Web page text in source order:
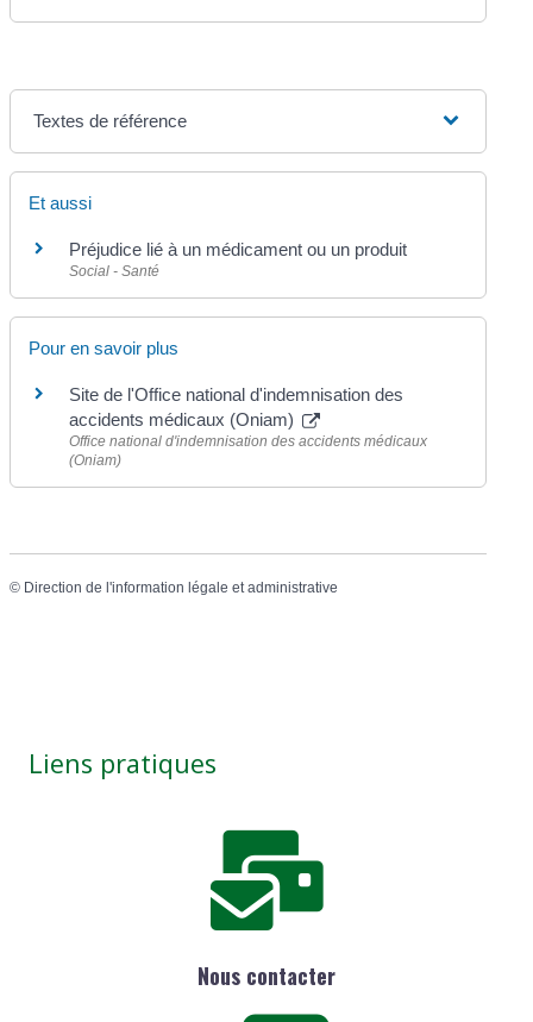
Textes de référence
Et aussi
Préjudice lié à un médicament ou un produit
Social - Santé
Pour en savoir plus
Site de l'Office national d'indemnisation des
accidents médicaux (Oniam)
Office national d'indemnisation des accidents médicaux
(Oniam)
© Direction de l'information légale et administrative
Liens pratiques
Nous contacter